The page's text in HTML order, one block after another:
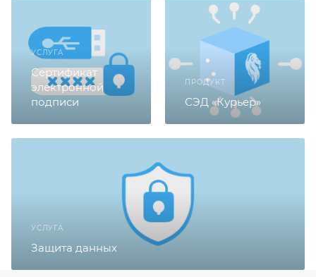
УСЛУГА
Сертификат
электронной
подписи
ПРОДУКТ
СЭД «Курьер»
УСЛУГА
Защита данных